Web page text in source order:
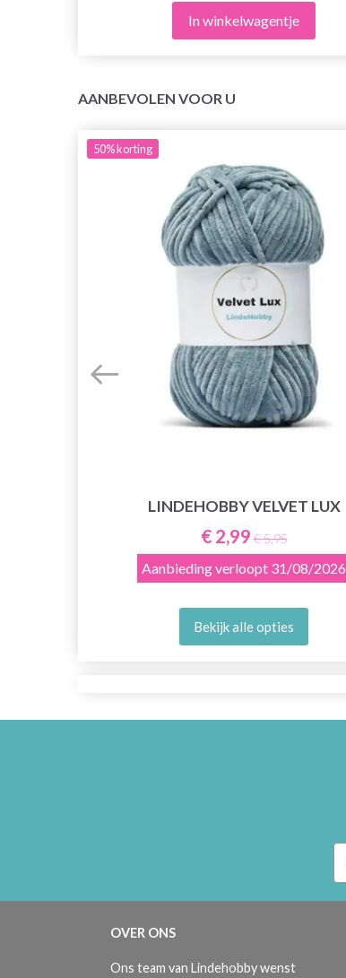
In winkelwagentje
AANBEVOLEN VOOR U
50%korting
LINDEHOBBY VELVET LUX
€ 2,99 € 5,95
Aanbieding verloopt 31/08/2026
Bekijk alle opties
OVER ONS
Ons team van Lindehobby wenst